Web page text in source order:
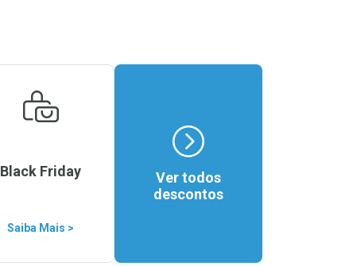
Black Friday
Saiba Mais >
Ver todos
descontos